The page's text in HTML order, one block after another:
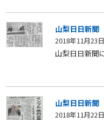
山梨日日新聞
2018年11月23日
山梨日日新聞
山梨日日新聞
2018年11月22日